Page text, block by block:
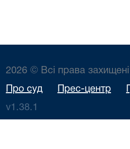
2026 © Всі права захищені
Про суд Прес-центр
v1.38.1